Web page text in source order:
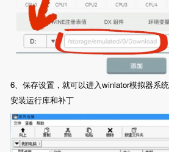
6、保存设置，就可以进入winlator模拟器系
安装运行库和补丁